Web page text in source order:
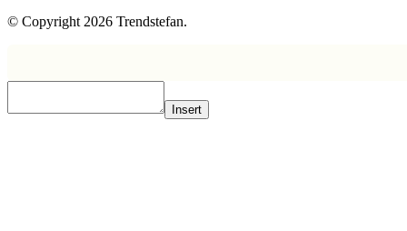
© Copyright 2026 Trendstefan.
Insert